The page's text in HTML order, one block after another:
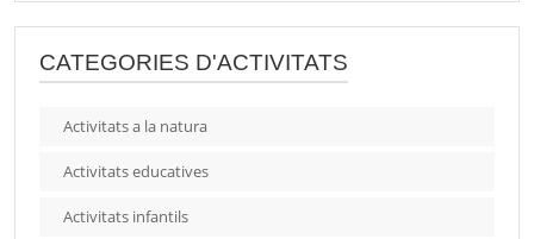
CATEGORIES D'ACTIVITATS
Activitats a la natura
Activitats educatives
Activitats infantils